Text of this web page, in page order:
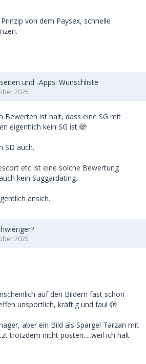
von dem Paysex, schnelle
und -Apps: Wunschliste
2025
Bewerten ist halt, dass eine SG mit
eigentlich kein SG ist 🫣
SD auch.
etc ist eine solche Bewertung
kein Suggardating.
ansich.
2025
auf den Bildern fast schon
unsportlich, kräftig und faul 🫣
aber ein Bild als Spargel Tarzan mit
trotzdem nicht posten.....weil ich halt